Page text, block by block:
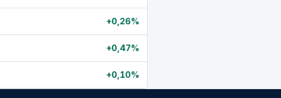
+0,26%
+0,47%
+0,10%